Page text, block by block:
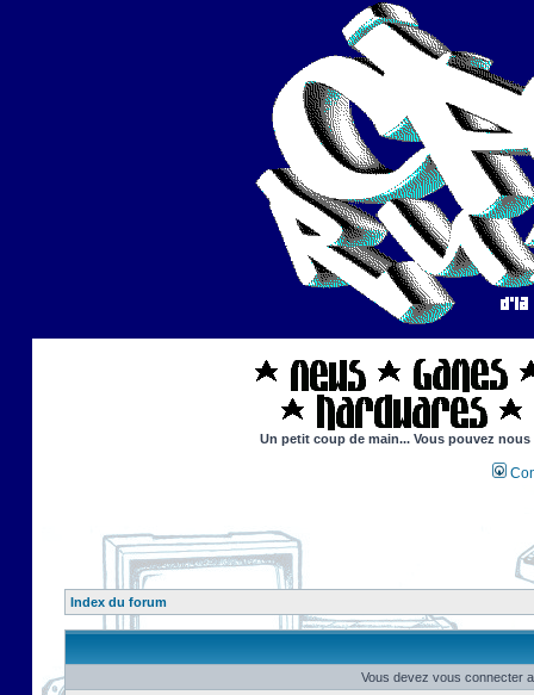
Un petit coup de main... Vous pouvez
Index du forum
Vous devez vous connecter